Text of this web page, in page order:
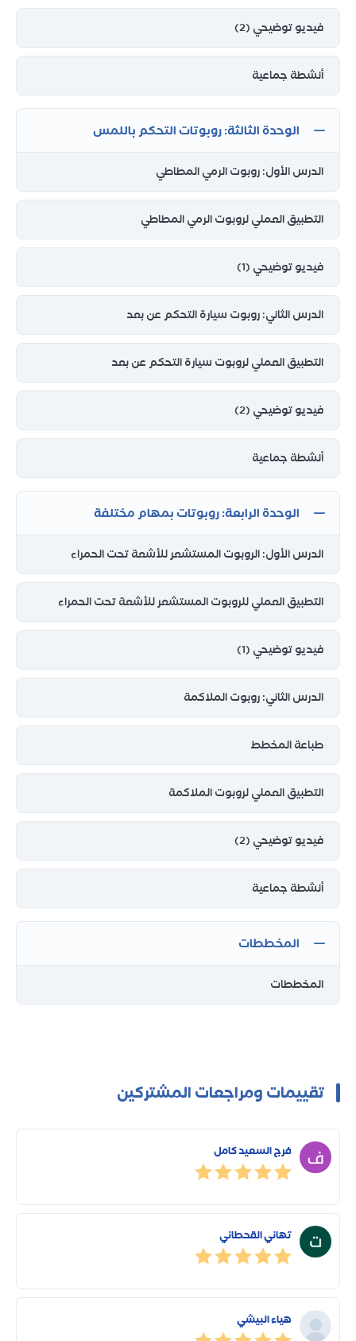
فيديو توضيحي (2)
أنشطة جماعية
الوحدة الثالثة: روبوتات التحكم باللمس
الدرس الأول: روبوت الرمي المطاطي
التطبيق العملي لروبوت الرمي المطاطي
فيديو توضيحي (1)
الدرس الثاني: روبوت سيارة التحكم عن بعد
التطبيق العملي لروبوت سيارة التحكم عن بعد
فيديو توضيحي (2)
أنشطة جماعية
الوحدة الرابعة: روبوتات بمهام مختلفة
الدرس الأول: الروبوت المستشعر للأشعة تحت الحمراء
التطبيق العملي للروبوت المستشعر للأشعة تحت الحمراء
فيديو توضيحي (1)
الدرس الثاني: روبوت الملاكمة
طباعة المخطط
التطبيق العملي لروبوت الملاكمة
فيديو توضيحي (2)
أنشطة جماعية
المخططات
المخططات
تقييمات ومراجعات المشتركين
فرج السعيد كامل
تهاني القحطاني
هياء البيشي